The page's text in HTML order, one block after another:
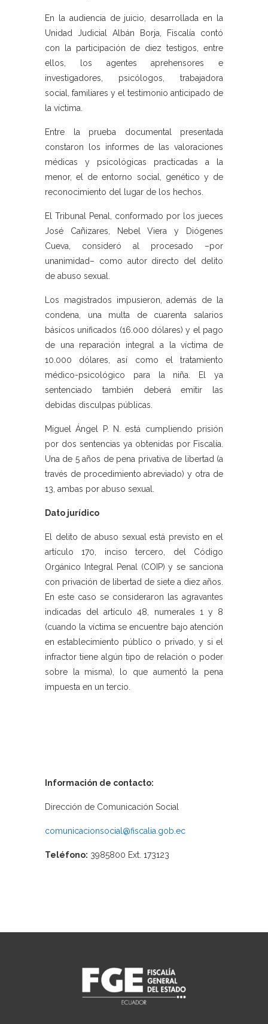
En la audiencia de juicio, desarrollada en la
Unidad Judicial Albán Borja, Fiscalía contó
con la participación de diez testigos, entre
ellos, los agentes aprehensores e
investigadores, psicólogos, trabajadora
social, familiares y el testimonio anticipado de
la víctima.
Entre la prueba documental presentada
constaron los informes de las valoraciones
médicas y psicológicas practicadas a la
menor, el de entorno social, genético y de
reconocimiento del lugar de los hechos.
El Tribunal Penal, conformado por los jueces
José Cañizares, Nebel Viera y Diógenes
Cueva, consideró al procesado –por
unanimidad– como autor directo del delito
de abuso sexual.
Los magistrados impusieron, además de la
condena, una multa de cuarenta salarios
básicos unificados (16.000 dólares) y el pago
de una reparación integral a la víctima de
10.000 dólares, así como el tratamiento
médico-psicológico para la niña. El ya
sentenciado también deberá emitir las
debidas disculpas públicas.
Miguel Ángel P. N. está cumpliendo prisión
por dos sentencias ya obtenidas por Fiscalía.
Una de 5 años de pena privativa de libertad (a
través de procedimiento abreviado) y otra de
13, ambas por abuso sexual.
Dato jurídico
El delito de abuso sexual está previsto en el
artículo 170, inciso tercero, del Código
Orgánico Integral Penal (COIP) y se sanciona
con privación de libertad de siete a diez años.
En este caso se consideraron las agravantes
indicadas del artículo 48, numerales 1 y 8
(cuando la víctima se encuentre bajo atención
en establecimiento público o privado, y si el
infractor tiene algún tipo de relación o poder
sobre la misma), lo que aumentó la pena
impuesta en un tercio.
Información de contacto:
Dirección de Comunicación Social
comunicacionsocial@fiscalia.gob.ec
Teléfono: 3985800 Ext. 173123